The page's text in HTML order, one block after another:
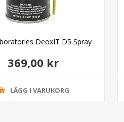
DeoxIT D5 Spray
369,00 kr
LÄGG I VARUKORG